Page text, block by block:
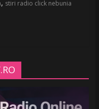
, stiri radio click nebunia